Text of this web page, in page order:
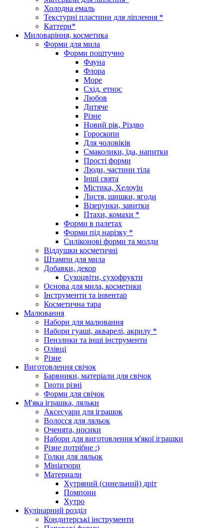
Холодна емаль
Текстурні пластини для ліплення *
Каттери*
Миловаріння, косметика
Форми для мила
Форми поштучно
Фауна
Флора
Море
Схід, етнос
Любов
Дитяче
Різне
Новий рік, Різдво
Гороскопи
Для чоловіків
Смаколики, їда, напитки
Прості форми
Люди, частини тіла
Інші свята
Містика, Хелоуїн
Листя, шишки, ягоди
Візерунки, завитки
Птахи, комахи *
Форми в палетах
Форми під нарізку *
Силіконові форми та молди
Віддушки косметичні
Штампи для мила
Добавки, декор
Сухоцвіти, сухофрукти
Основа для мила, косметики
Інструменти та інвентар
Косметична тара
Малювання
Набори для малювання
Набори гуаші, акварелі, акрилу *
Пензлики та інші інструменти
Олівці
Різне
Виготовлення свічок
Барвники, матеріали для свічок
Гноти різні
Форми для свічок
М'яка іграшка, ляльки
Аксесуари для іграшок
Волосся для ляльок
Оченята, носики
Набори для виготовлення м'якої іграшки
Різне потрібне :)
Голки для ляльок
Мініатюри
Материали
Хутряний (синельний) дріт
Помпони
Хутро
Кулінарний розділ
Кондитерські інструменти